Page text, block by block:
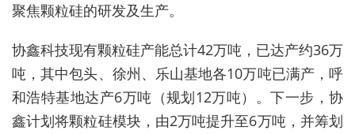
聚焦颗粒硅的研发及生产。
协鑫科技现有颗粒硅产能总计42万吨，已达产约36万
吨，其中包头、徐州、乐山基地各10万吨已满产，呼
和浩特基地达产6万吨（规划12万吨）。下一步，协
鑫计划将颗粒硅模块，由2万吨提升至6万吨，并筹划